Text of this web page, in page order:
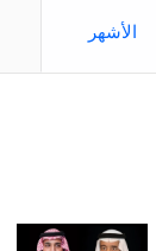
الأشهر